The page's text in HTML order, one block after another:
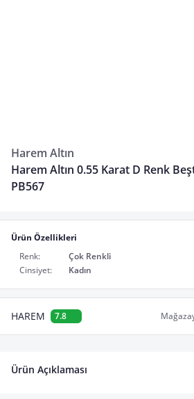
Harem Altın
Harem Altın 0.55 Karat D Renk
PB567
Ürün Özellikleri
Renk:
Çok Renkli
Cinsiyet:
Kadın
HAREM 7.8
Ürün Açıklaması